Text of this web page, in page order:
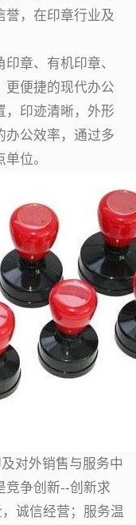
誉，在印章行业及
章、有机印章、
更便捷的现代办公
印迹清晰，外形
办公效率，通过多
位。
对外销售与服务中
竞争创新--创新求
诚信经营；服务温